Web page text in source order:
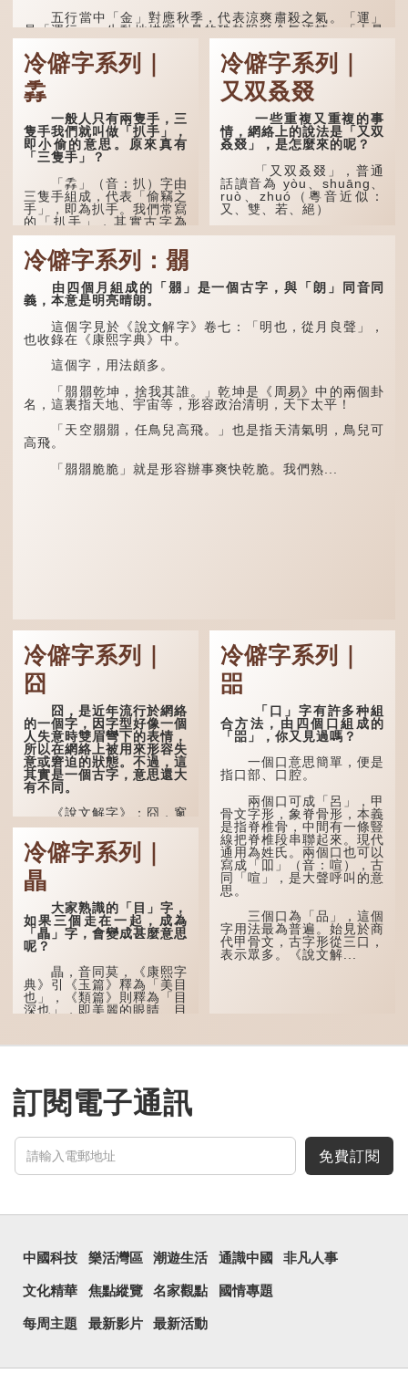
五行當中「金」對應秋季，代表涼爽肅殺之氣。「運」
是「運行」，生動地描寫大暑的酷熱阻礙金氣流轉。「大暑
運金氣」以誇張手法描寫炎熱阻滯了季節更替。
「荊揚」指...
冷僻字系列｜
掱
一般人只有兩隻手，三
隻手我們就叫做「扒手」，
即小偷的意思。原來真有
「三隻手」？
「掱」（音：扒）字由
三隻手組成，代表「偷竊之
手」，即為扒手。我們常寫
的「扒手」，其實古字為
「掱手」。
清·徐珂《清稗類鈔．
盜賊類．掱手》記載：「滬
人呼翦綹賊曰掱手，猶言扒
手也，亦曰癟三碼子。」
其中「翦綹」即剪斷他
人衣帶以竊取錢物，是小偷
的舊稱。而「掱手」也就是
手多多，擅自拿別人東西的
意思了...
冷僻字系列｜
又双叒叕
一些重複又重複的事
情，網絡上的說法是「又双
叒叕」，是怎麼來的呢？
「又双叒叕」，普通
話讀音為 yòu、shuāng、
ruò、zhuó（粵音近似：
又、雙、若、絕）
「又」和「双」比較
「叒」（音：若）原是
稱。 《說文解字·叒部》：
「叒，日初出東方湯谷所登
冷僻字系列：朤
由四個月組成的「朤」是一個古字，與「朗」同音同
義，本意是明亮晴朗。
這個字見於《說文解字》卷七：「明也，從月良聲」，
也收錄在《康熙字典》中。
這個字，用法頗多。
「朤朤乾坤，捨我其誰。」乾坤是《周易》中的兩個卦
名，這裏指天地、宇宙等，形容政治清明，天下太平！
「天空朤朤，任鳥兒高飛。」也是指天清氣明，鳥兒可
高飛。
「朤朤脆脆」就是形容辦事爽快乾脆。我們熟...
冷僻字系列｜
囧
囧，是近年流行於網絡
的一個字，因字型好像一個
人失意時雙眉彎下的表情，
所以在網絡上被用來形容失
意或窘迫的狀態。不過，這
其實是一個古字，意思還大
有不同。
《說文解字》：囧，窻
牖丽廔闿明。象形，本義是
透光通明的窗戶，跟「囪」
一樣都是「窗」的象形字。
甲骨文中又用作地名，古書
中的「黍于囧」表示在囧地
種黍。
這個古字十分少用，直
至21世紀，網絡上開始流
行表情符號，這個字也被網
民當做表情符號來用。
囧字的「八」像一對委
屈的八字眉模樣，「口」像
驚訝、窘迫...
冷僻字系列｜
瞐
大家熟識的「目」字，
如果三個走在一起，成為
「瞐」字，會變成甚麼意思
呢？
瞐，音同莫，《康熙字
典》引《玉篇》釋為「美目
也」，《類篇》則釋為「目
深也」，即美麗的眼睛、目
多年前，蘋果手機推出
能，便用上「瞐」這個字，
表達iPhone12有由8位提
升至10位HDR影片拍攝功
色，達到專...
冷僻字系列｜
㗊
「口」字有許多种組
合方法，由四個口組成的
「㗊」，你又見過嗎？
一個口意思簡單，便是
指口部、口腔。
兩個口可成「呂」，甲
骨文字形，象脊骨形，本義
是指脊椎骨，中間有一條豎
線把脊椎段串聯起來。現代
通用為姓氏。兩個口也可以
寫成「吅」（音：喧），古
同「喧」，是大聲呼叫的意
思。
三個口為「品」，這個
字用法最為普遍。始見於商
代甲骨文，古字形從三口，
表示眾多。《說文解...
訂閱電子通訊
免費訂閱
中國科技 樂活灣區 潮遊生活 通識中國 非凡人事
文化精華 焦點縱覽 名家觀點 國情專題
每周主題 最新影片 最新活動